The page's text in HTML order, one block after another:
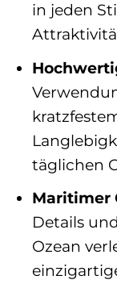
in jeden
täglichen
Maritimer
Details
Ozean